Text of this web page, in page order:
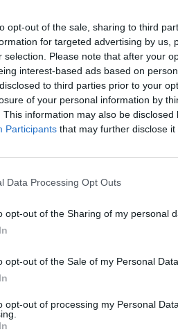
opt-out of the sale, sharing to third
for targeted advertising by us,
selection. Please note that after your
interest-based ads based on
to third parties prior to your
of your personal information by
This information may also be
Participants that may further disclose it
Data Processing Opt Outs
opt-out of the Sharing of my personal
opt-out of the Sale of my Personal Data.
opt-out of processing my Personal
Malgioglio
Parietti,
a Tale e
indie attenzione a Zen
Si parla anche di
e l’Orchestraccia.